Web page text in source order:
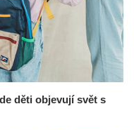
děti objevují svět s